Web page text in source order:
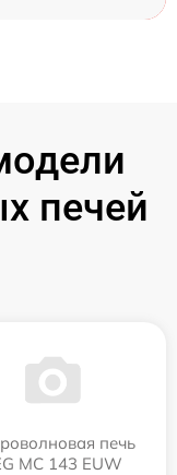
печей
печь
MC 143 EUW